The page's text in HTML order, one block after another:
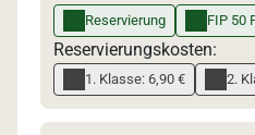
Reservierung FIP 50
Reservierungskosten:
1. Klasse: 6,90 € 2.